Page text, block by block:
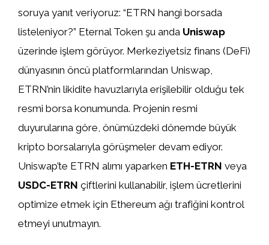
soruya yanıt veriyoruz: “ETRN hangi borsada
listeleniyor?” Eternal Token şu anda Uniswap
üzerinde işlem görüyor. Merkeziyetsiz finans (DeFi)
dünyasının öncü platformlarından Uniswap,
ETRN’nin likidite havuzlarıyla erişilebilir olduğu tek
resmi borsa konumunda. Projenin resmi
duyurularına göre, önümüzdeki dönemde büyük
kripto borsalarıyla görüşmeler devam ediyor.
Uniswap’te ETRN alımı yaparken ETH-ETRN veya
USDC-ETRN çiftlerini kullanabilir, işlem ücretlerini
optimize etmek için Ethereum ağı trafiğini kontrol
etmeyi unutmayın.